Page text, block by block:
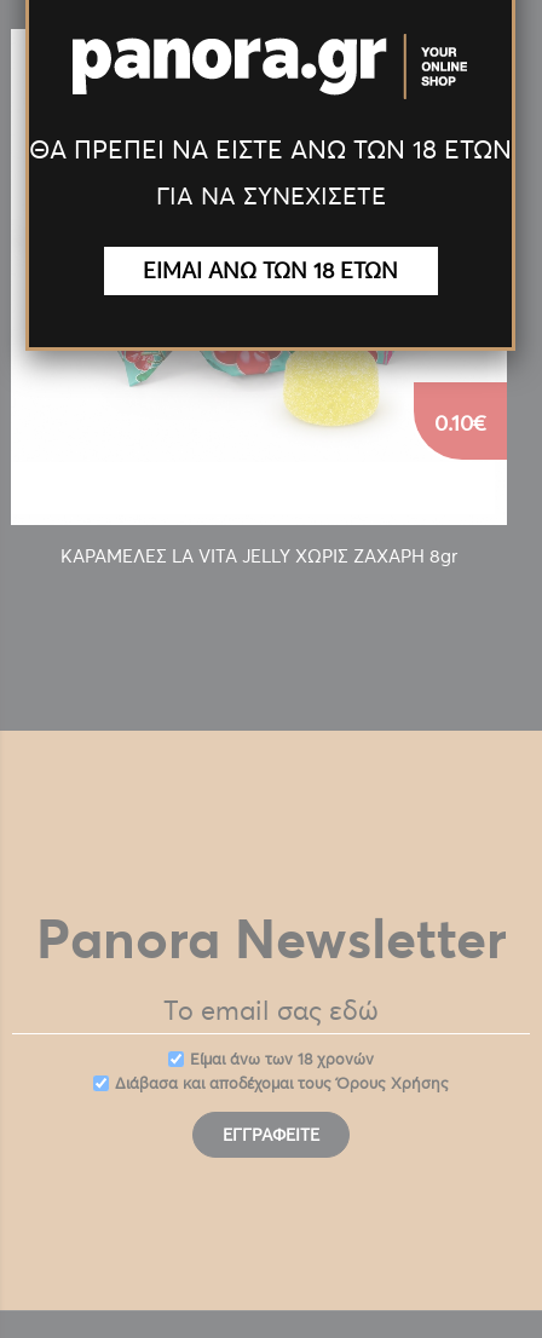
ΚΑΡΑΜΕΛΕΣ LA VITA JELLY ΧΩΡΙΣ ΖΑΧΑΡΗ 8gr
0.10€
Panora Newsletter
Eίμαι άνω των 18 χρονών
Διάβασα και αποδέχομαι τουςΌρους Χρήσης
ΕΓΓΡΑΦΕΊΤΕ
ΘΑ ΠΡΕΠΕΙ ΝΑ ΕΙΣΤΕ ΑΝΩ ΤΩΝ 18 ΕΤΩΝ
ΓΙΑ ΝΑ ΣΥΝΕΧΙΣΕΤΕ
ΕΙΜΑΙ ΑΝΩ ΤΩΝ 18 ΕΤΩΝ